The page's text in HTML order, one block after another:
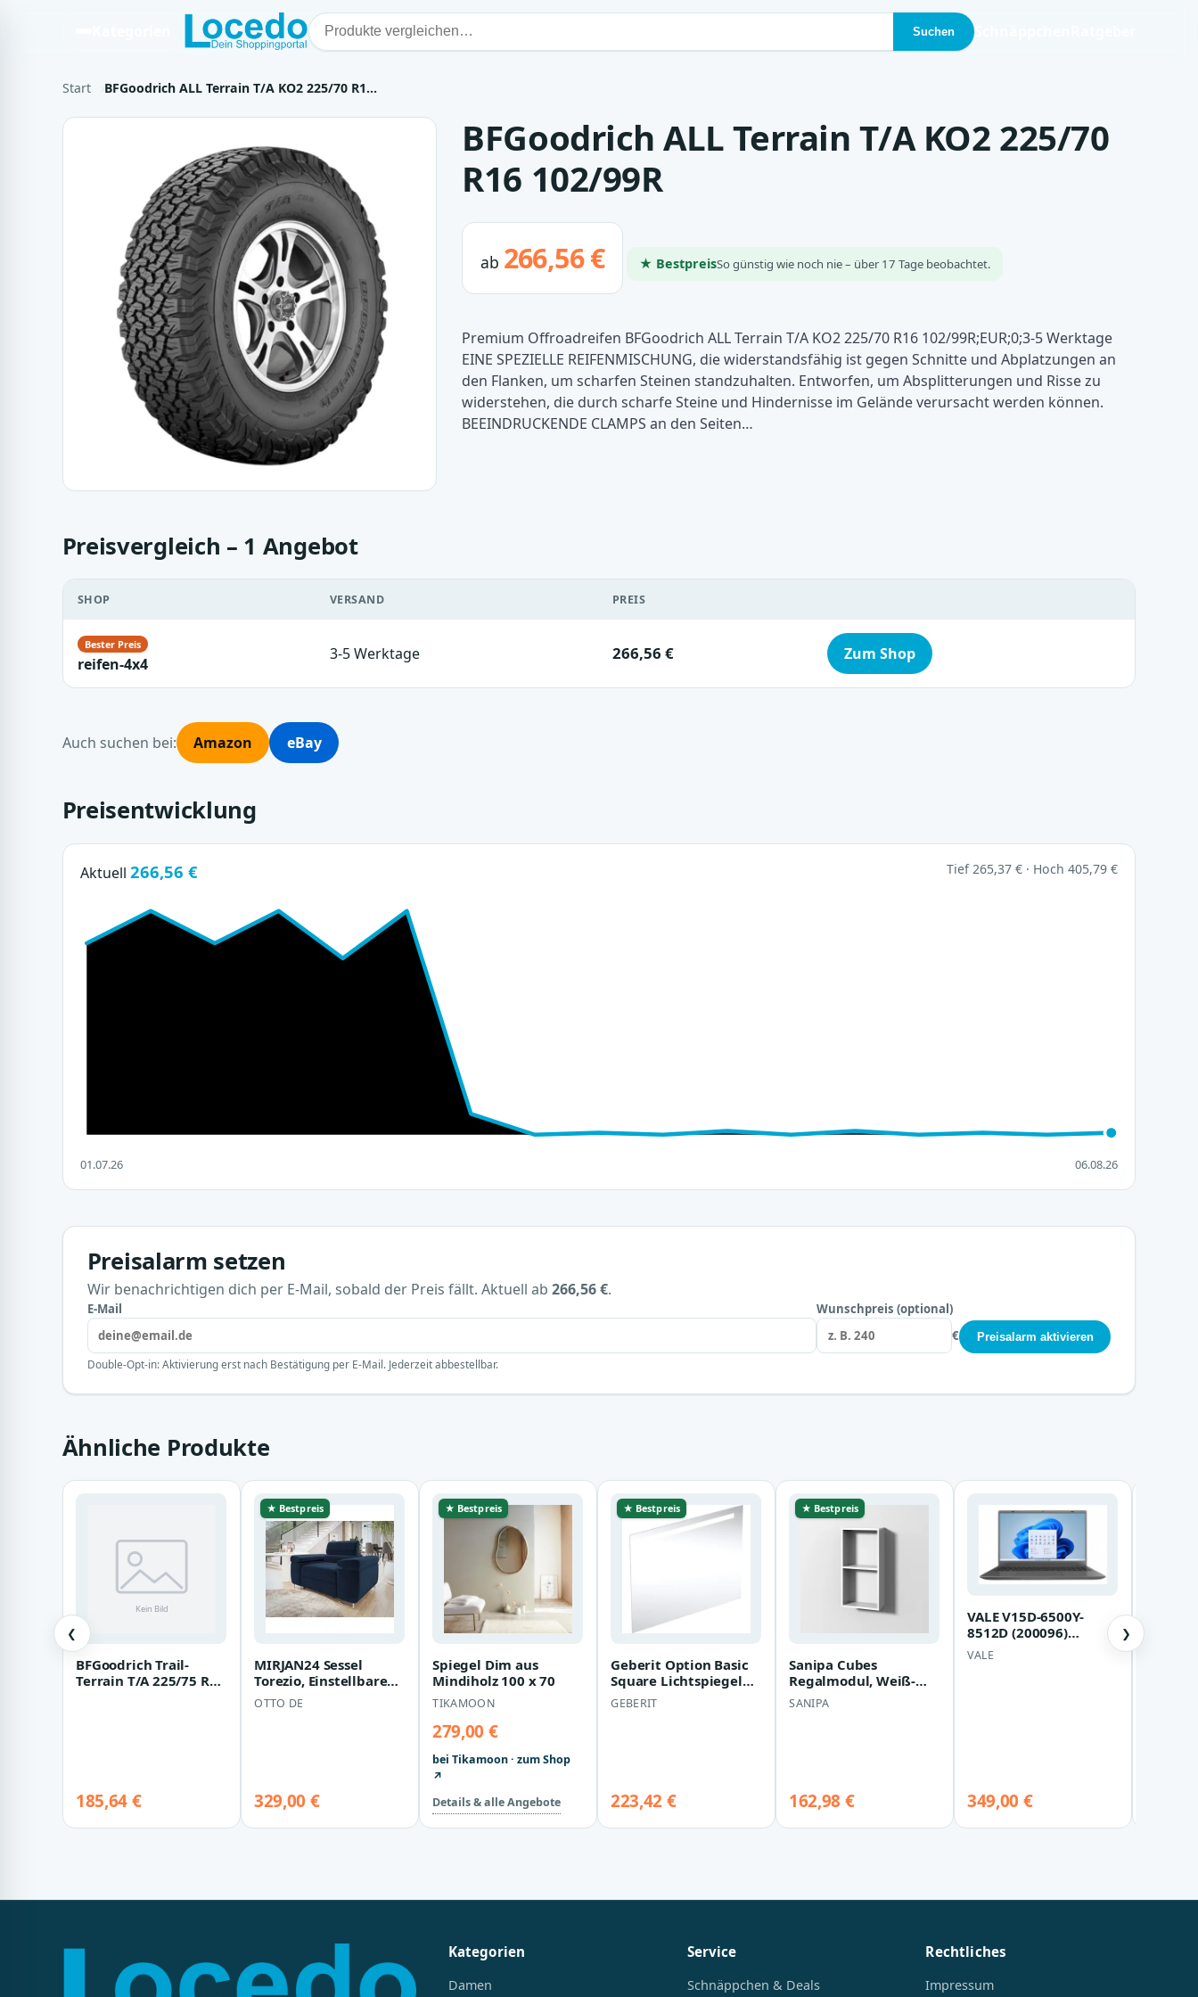
Suchen
Start BFGoodrich ALL Terrain T/A KO2 225/70 R1…
BFGoodrich ALL Terrain T/A KO2 225/70
R16 102/99R
ab 266,56 € ★ BestpreisSo günstig wie noch nie – über 17 Tage beobachtet.
Premium Offroadreifen BFGoodrich ALL Terrain T/A KO2 225/70 R16 102/99R;EUR;0;3-5 Werktage
EINE SPEZIELLE REIFENMISCHUNG, die widerstandsfähig ist gegen Schnitte und Abplatzungen an
den Flanken, um scharfen Steinen standzuhalten. Entworfen, um Absplitterungen und Risse zu
widerstehen, die durch scharfe Steine und Hindernisse im Gelände verursacht werden können.
BEEINDRUCKENDE CLAMPS an den Seiten…
Preisvergleich – 1 Angebot
SHOP VERSAND PREIS
reifen-4x4
3-5 Werktage 266,56 € Zum Shop
Auch suchen bei: Amazon eBay
Preisentwicklung
Aktuell 266,56 € Tief 265,37 € · Hoch 405,79 €
01.07.26 06.08.26
Preisalarm setzen
Wir benachrichtigen dich per E-Mail, sobald der Preis fällt. Aktuell ab 266,56 €.
E-Mail
Wunschpreis (optional)
€
Preisalarm aktivieren
Double-Opt-in: Aktivierung erst nach Bestätigung per E-Mail. Jederzeit abbestellbar.
Ähnliche Produkte
❮
BFGoodrich Trail-
Terrain T/A 225/75 R16
185,64 €
★ Bestpreis
MIRJAN24 Sessel
Torezio, Einstellbare
Kopfstützen,
134x102x70-90 cm
OTTO DE
329,00 €
★ Bestpreis
Spiegel Dim aus
Mindiholz 100 x 70
TIKAMOON
279,00 €
bei Tikamoon · zum Shop
↗
Details & alle Angebote
★ Bestpreis
Geberit Option Basic
Square Lichtspiegel
502808001
GEBERIT
223,42 €
★ Bestpreis
Sanipa Cubes
Regalmodul, Weiß-
Glanz, CU11178
CU11178
SANIPA
162,98 €
VALE V15D-6500Y-
8512D (200096)
(Schwarz)
VALE
349,00 €
❯
Kategorien
Damen
Service
Schnäppchen & Deals
Rechtliches
Impressum